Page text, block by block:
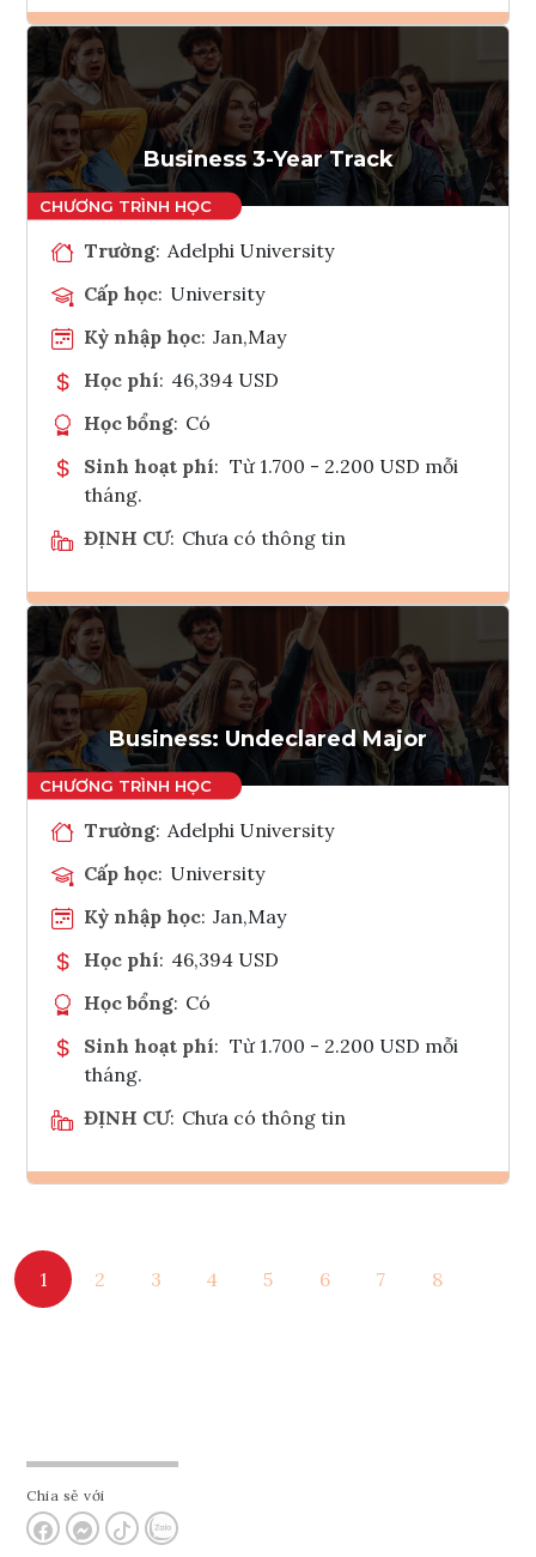
Ghi danh
Tham vấn Interlink
Business 3-Year Track
Trường: Adelphi University
Cấp học: University
Kỳ nhập học: Jan,May
Học phí: 46,394 USD
Học bổng: Có
Sinh hoạt phí: Từ 1.700 - 2.200 USD mỗi
tháng.
ĐỊNH CƯ: Chưa có thông tin
Ghi danh
Tham vấn Interlink
Business: Undeclared Major
Trường: Adelphi University
Cấp học: University
Kỳ nhập học: Jan,May
Học phí: 46,394 USD
Học bổng: Có
Sinh hoạt phí: Từ 1.700 - 2.200 USD mỗi
tháng.
ĐỊNH CƯ: Chưa có thông tin
Tham vấn Interlink
1 2 3 4 5 6 7 8
Chia sẻ với